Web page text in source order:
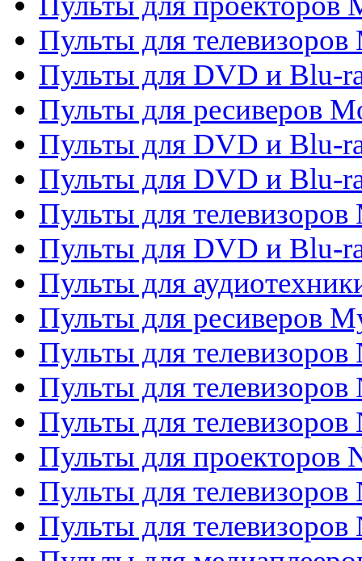
Пульты для
Пульты для DVD и Blu-
Пульты для ресиверов
Пульты для DVD и Blu-
Пульты для DVD и Blu-
Пульты для телевизоров
Пульты для DVD и Blu-
Пульты для
Пульты для ресиверов
Пульты для телевизоров
Пульты для телевизоров
Пульты для телевизоров
Пульты для проекторов
Пульты для телевизоров
Пульты для телевизоров